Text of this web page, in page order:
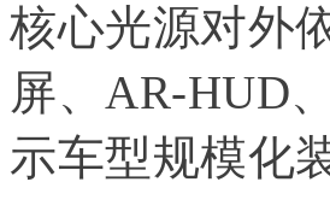
核心光源对外
屏、AR-HUD
示车型规模化